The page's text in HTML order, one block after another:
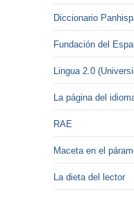
Diccionario
Fundación del
Lingua 2.0
La página del
RAE
Maceta en el
La dieta del lector